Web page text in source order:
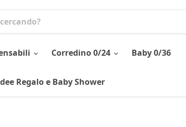
Corredino 0/24 Baby 0/36
Regalo e Baby Shower